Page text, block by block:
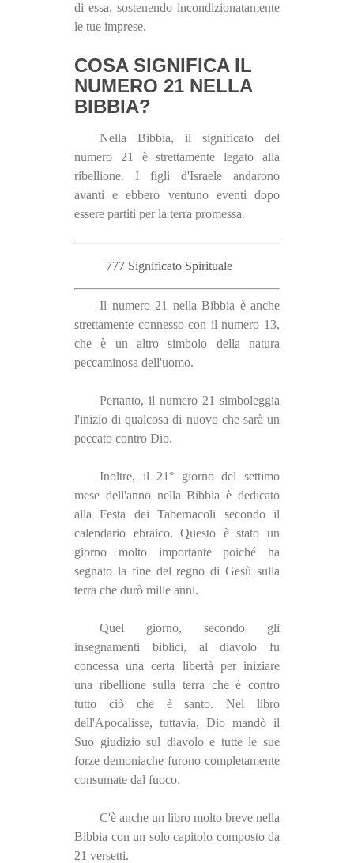
di essa, sostenendo incondizionatamente
le tue imprese.
COSA SIGNIFICA IL
NUMERO 21 NELLA
BIBBIA?
Nella Bibbia, il significato del
numero 21 è strettamente legato alla
ribellione. I figli d'Israele andarono
avanti e ebbero ventuno eventi dopo
essere partiti per la terra promessa.
777 Significato Spirituale
Il numero 21 nella Bibbia è anche
strettamente connesso con il numero 13,
che è un altro simbolo della natura
peccaminosa dell'uomo.
Pertanto, il numero 21 simboleggia
l'inizio di qualcosa di nuovo che sarà un
peccato contro Dio.
Inoltre, il 21° giorno del settimo
mese dell'anno nella Bibbia è dedicato
alla Festa dei Tabernacoli secondo il
calendario ebraico. Questo è stato un
giorno molto importante poiché ha
segnato la fine del regno di Gesù sulla
terra che durò mille anni.
Quel giorno, secondo gli
insegnamenti biblici, al diavolo fu
concessa una certa libertà per iniziare
una ribellione sulla terra che è contro
tutto ciò che è santo. Nel libro
dell'Apocalisse, tuttavia, Dio mandò il
Suo giudizio sul diavolo e tutte le sue
forze demoniache furono completamente
consumate dal fuoco.
C'è anche un libro molto breve nella
Bibbia con un solo capitolo composto da
21 versetti.